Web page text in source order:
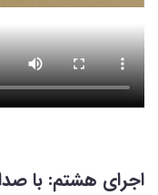
اجرای هشتم: با